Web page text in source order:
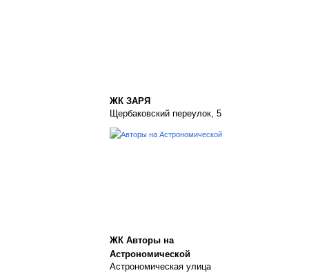
ЖК ЗАРЯ
Щербаковский переулок, 5
ЖК Авторы на
Астрономической
Астрономическая улица